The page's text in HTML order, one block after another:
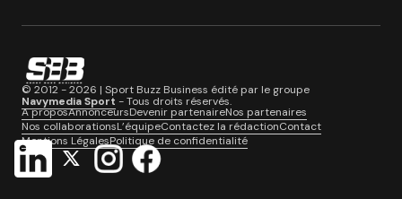
© 2012 - 2026 | Sport Buzz Business édité par le groupe
Navymedia Sport - Tous droits réservés.
A proposAnnonceursDevenir partenaireNos partenaires
Nos collaborationsL’équipeContactez la rédactionContact
Mentions LégalesPolitique de confidentialité